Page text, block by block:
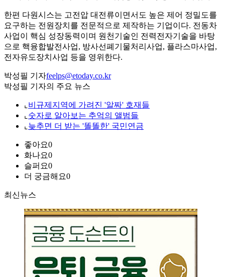
한편 다원시스는 고전압 대전류이면서도 높은 제어 정밀도를
요구하는 전원장치를 전문적으로 제작하는 기업이다. 전동차
사업이 핵심 성장동력이며 원천기술인 전력전자기술을 바탕
으로 핵융합발전사업, 방사선폐기물처리사업, 플라스마사업,
전자유도장치사업 등을 영위한다.
박성필 기자feelps@etoday.co.kr
박성필 기자의 주요 뉴스
⌞ 비규제지역에 가려진 '알짜' 호재들
⌞ 숫자로 알아보는 추억의 앨범들
⌞ 늦추면 더 받는 '똘똘한' 국민연금
좋아요0
화나요0
슬퍼요0
더 궁금해요0
최신뉴스